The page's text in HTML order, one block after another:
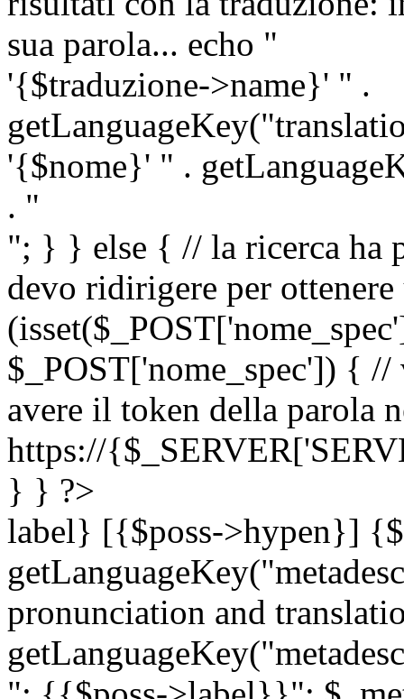
sua parola... echo "
'{$traduzione->name}' " .
'{$nome}' " .
. "
"; } } else { // la ricerca ha
devo ridirigere per
$_POST['nome_spec']) {
avere il token della parola
https://
} } ?>
label} [{$poss->hypen}]
pronunciation and